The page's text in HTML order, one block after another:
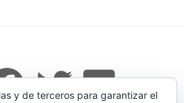
y de terceros para garantizar el